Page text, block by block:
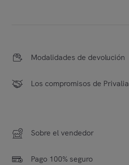
Modalidades de devolución
Los compromisos de Privalia
Sobre el vendedor
Pago 100% seguro